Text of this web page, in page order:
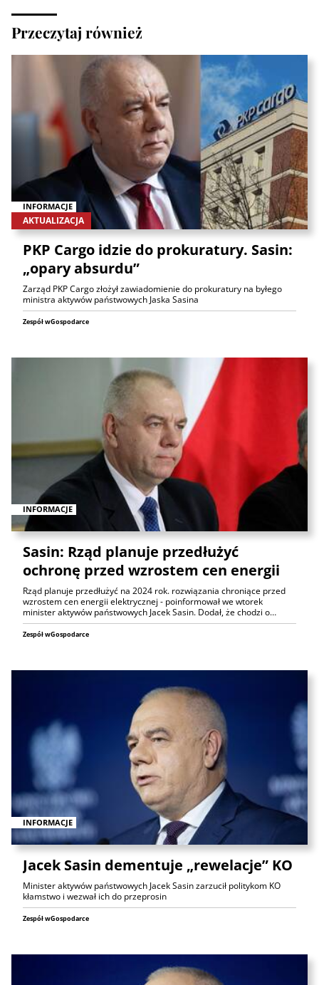
Przeczytaj również
INFORMACJE
AKTUALIZACJA
PKP Cargo idzie do prokuratury. Sasin:
„opary absurdu”
Zarząd PKP Cargo złożył zawiadomienie do prokuratury na byłego
ministra aktywów państwowych Jaska Sasina
Zespół wGospodarce
INFORMACJE
Sasin: Rząd planuje przedłużyć
ochronę przed wzrostem cen energii
Rząd planuje przedłużyć na 2024 rok. rozwiązania chroniące przed
wzrostem cen energii elektrycznej - poinformował we wtorek
minister aktywów państwowych Jacek Sasin. Dodał, że chodzi o…
Zespół wGospodarce
INFORMACJE
Jacek Sasin dementuje „rewelacje” KO
Minister aktywów państwowych Jacek Sasin zarzucił politykom KO
kłamstwo i wezwał ich do przeprosin
Zespół wGospodarce